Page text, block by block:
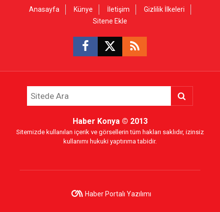
Anasayfa Künye İletişim
Gizlilik İlkeleri
Sitene Ekle
Haber Konya© 2013
Sitemizde kullanılan içerik ve görsellerin tüm hakları saklıdır, izinsiz
kullanımı hukuki yaptırıma tabidir.
Haber Portalı Yazılımı